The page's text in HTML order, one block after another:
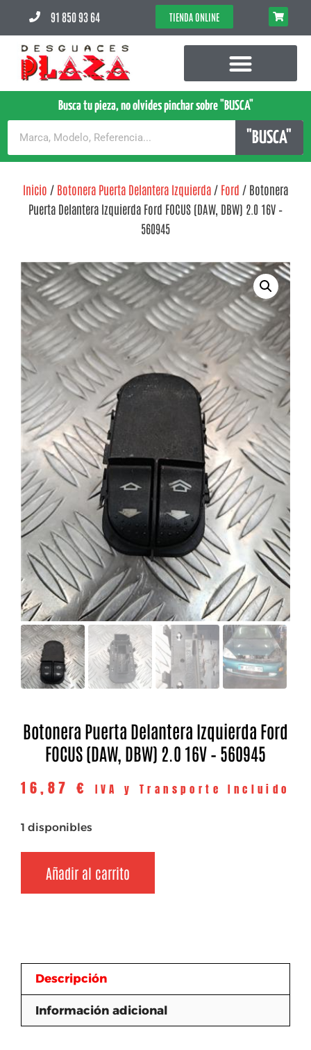
91 850 93 64 TIENDA ONLINE
Busca tu pieza, no olvides pinchar sobre "BUSCA"
"BUSCA"
Inicio / Botonera Puerta Delantera Izquierda / Ford / Botonera
Puerta Delantera Izquierda Ford FOCUS (DAW, DBW) 2.0 16V –
560945
Botonera Puerta Delantera Izquierda Ford
FOCUS (DAW, DBW) 2.0 16V – 560945
16,87 € IVA y Transporte Incluido
1 disponibles
Añadir al carrito
Descripción
Información adicional